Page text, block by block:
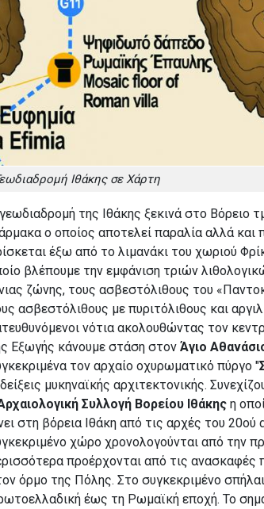
Ιθάκης σε Χάρτη
της Ιθάκης ξεκινά στο Βόρειο
ο οποίος αποτελεί παραλία αλλά και
έξω από το λιμανάκι του χωριού
βλέπουμε την εμφάνιση τριών
ζώνης, τους ασβεστόλιθους του
ασβεστόλιθους με πυριτόλιθους και
νότια ακολουθώντας τον
Εξωγής κάνουμε στάση στον Άγιο
τον αρχαίο οχυρωματικό πύργο "
μυκηναϊκής αρχιτεκτονικής.
Συλλογή Βορείου Ιθάκης η
στη βόρεια Ιθάκη από τις αρχές του
χώρο χρονολογούνται από την
προέρχονται από τις ανασκαφές
όρμο της Πόλης. Στο συγκεκριμένο
έως τη Ρωμαϊκή εποχή. Το